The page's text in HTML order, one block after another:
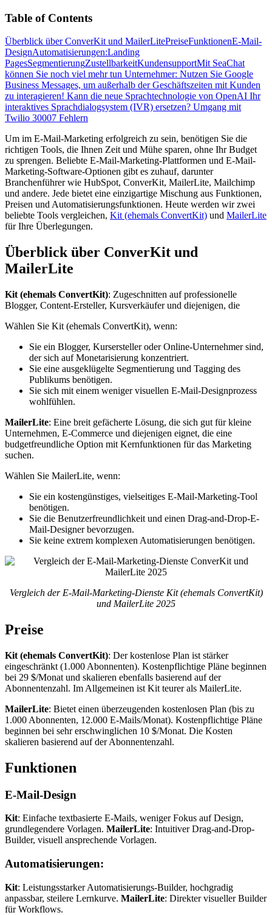
Table of Contents
Überblick über ConverKit und MailerLitePreiseFunktionenE-Mail-
DesignAutomatisierungen:Landing
PagesSegmentierungZustellbarkeitKundensupportMit SeaChat
können Sie noch viel mehr tun Unternehmer: Nutzen Sie Google
Business Messages, um außerhalb der Geschäftszeiten mit Kunden
zu interagieren! Kann die neue Sprachtechnologie von OpenAI Ihr
interaktives Sprachdialogsystem (IVR) ersetzen? Umgang mit
Twilio 30007 Fehlern
Um im E-Mail-Marketing erfolgreich zu sein, benötigen Sie die
richtigen Tools, die Ihnen Zeit und Mühe sparen, ohne Ihr Budget
zu sprengen. Beliebte E-Mail-Marketing-Plattformen und E-Mail-
Marketing-Software-Optionen gibt es zuhauf, darunter
Branchenführer wie HubSpot, ConverKit, MailerLite, Mailchimp
und andere. Jede bietet eine einzigartige Mischung aus Funktionen,
Preisen und Automatisierungsfunktionen. Heute werden wir zwei
beliebte Tools vergleichen, Kit (ehemals ConvertKit) und MailerLite
für Ihre Überlegungen.
Überblick über ConverKit und
MailerLite
Kit (ehemals ConvertKit): Zugeschnitten auf professionelle
Blogger, Content-Ersteller, Kursverkäufer und diejenigen, die
Wählen Sie Kit (ehemals ConvertKit), wenn:
Sie ein Blogger, Kursersteller oder Online-Unternehmer sind,
der sich auf Monetarisierung konzentriert.
Sie eine ausgeklügelte Segmentierung und Tagging des
Publikums benötigen.
Sie sich mit einem weniger visuellen E-Mail-Designprozess
wohlfühlen.
MailerLite: Eine breit gefächerte Lösung, die sich gut für kleine
Unternehmen, E-Commerce und diejenigen eignet, die eine
budgetfreundliche Option mit Kernfunktionen für das Marketing
suchen.
Wählen Sie MailerLite, wenn:
Sie ein kostengünstiges, vielseitiges E-Mail-Marketing-Tool
benötigen.
Sie die Benutzerfreundlichkeit und einen Drag-and-Drop-E-
Mail-Designer bevorzugen.
Sie keine extrem komplexen Automatisierungen benötigen.
Vergleich der E-Mail-Marketing-Dienste Kit (ehemals ConvertKit)
und MailerLite 2025
Preise
Kit (ehemals ConvertKit): Der kostenlose Plan ist stärker
eingeschränkt (1.000 Abonnenten). Kostenpflichtige Pläne beginnen
bei 29 $/Monat und skalieren ebenfalls basierend auf der
Abonnentenzahl. Im Allgemeinen ist Kit teurer als MailerLite.
MailerLite: Bietet einen überzeugenden kostenlosen Plan (bis zu
1.000 Abonnenten, 12.000 E-Mails/Monat). Kostenpflichtige Pläne
beginnen bei sehr erschwinglichen 10 $/Monat. Die Kosten
skalieren basierend auf der Abonnentenzahl.
Funktionen
E-Mail-Design
Kit: Einfache textbasierte E-Mails, weniger Fokus auf Design,
grundlegendere Vorlagen. MailerLite: Intuitiver Drag-and-Drop-
Builder, visuell ansprechende Vorlagen.
Automatisierungen:
Kit: Leistungsstarker Automatisierungs-Builder, hochgradig
anpassbar, steilere Lernkurve. MailerLite: Direkter visueller Builder
für Workflows.